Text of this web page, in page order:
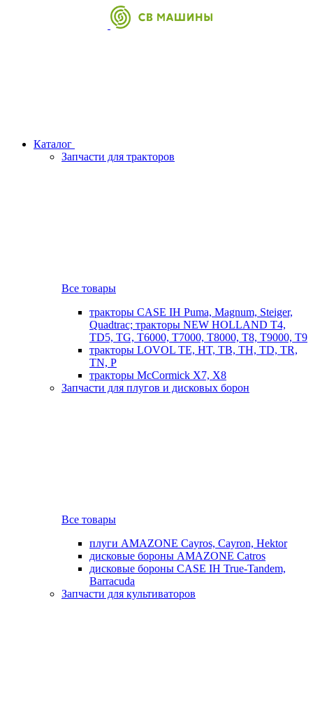
Каталог
Запчасти для тракторов
Все товары
тракторы CASE IH Puma, Magnum, Steiger,
Quadtrac; тракторы NEW HOLLAND T4,
TD5, TG, T6000, T7000, T8000, T8, T9000, T9
тракторы LOVOL TE, HT, TB, TH, TD, TR,
TN, P
тракторы McCormick X7, X8
Запчасти для плугов и дисковых борон
Все товары
плуги AMAZONE Cayros, Cayron, Hektor
дисковые бороны AMAZONE Catros
дисковые бороны CASE IH True-Tandem,
Barracuda
Запчасти для культиваторов